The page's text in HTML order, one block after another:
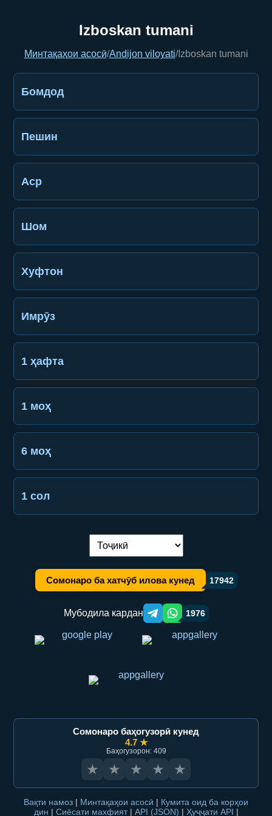
Izboskan tumani
Минтақаҳои асосӣ/Andijon viloyati/Izboskan tumani
Бомдод
Пешин
Аср
Шом
Хуфтон
Имрӯз
1 ҳафта
1 моҳ
6 моҳ
1 сол
Иваз кардани забон:
Сомонаро ба хатчӯб илова кунед 17942
Мубодила кардан Telegram orqali ulashish
WhatsApp orqali ulashish
1976
Сомонаро баҳогузорӣ кунед
4.7 ★
Баҳогузорон: 409
★ ★ ★ ★ ★
Вақти намоз | Минтақаҳои асосӣ | Кумита оид ба корҳои
дин | Сиёсати махфият | API (JSON) | Ҳуҷҷати API |